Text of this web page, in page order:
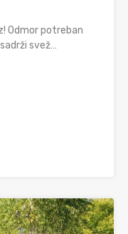
Odmor potreban
svež…